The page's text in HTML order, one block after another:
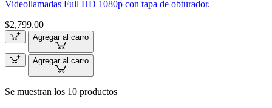
Videollamadas Full HD 1080p con tapa de obturador.
$2,799.00
Agregar al carro
Agregar al carro
Se muestran los 10 productos